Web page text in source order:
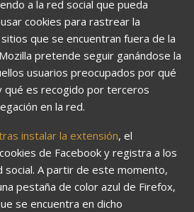
a la red social que pueda
cookies para rastrear la
que se encuentran fuera de la
pretende seguir ganándose la
usuarios preocupados por qué
qué es recogido por terceros
en la red.
instalar la extensión, el
de Facebook y registra a los
social. A partir de este momento,
pestaña de color azul de Firefox,
se encuentra en dicho